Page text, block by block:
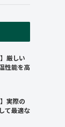
厳しい
性能を高
実際の
て最適な